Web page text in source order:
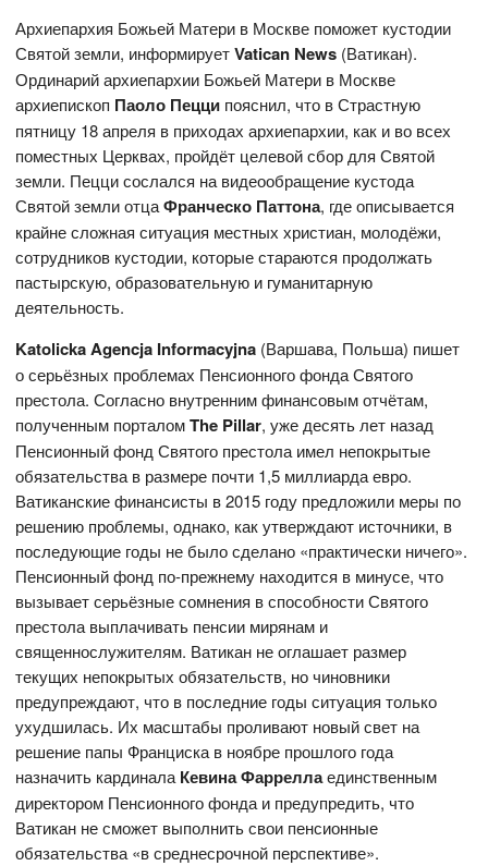
Архиепархия Божьей Матери в Москве поможет кустодии
Святой земли, информируетVatican News (Ватикан).
Ординарий архиепархии Божьей Матери в Москве
архиепископ Паоло Пецци пояснил, что в Страстную
пятницу 18 апреля в приходах архиепархии, как и во всех
поместных Церквах, пройдёт целевой сбор для Святой
земли. Пецци сослался на видеообращение кустода
Святой земли отцаФранческо Паттона, где описывается
крайне сложная ситуация местных христиан, молодёжи,
сотрудников кустодии, которые стараются продолжать
пастырскую, образовательную и гуманитарную
деятельность.
KatolickaAgencja Informacyjna (Варшава, Польша) пишет
о серьёзных проблемах Пенсионного фонда Святого
престола. Согласно внутренним финансовым отчётам,
полученным порталомThe Pillar, уже десять лет назад
Пенсионный фонд Святого престола имел непокрытые
обязательства в размере почти 1,5 миллиарда евро.
Ватиканские финансисты в 2015 году предложили меры по
решению проблемы, однако, как утверждают источники, в
последующие годы не было сделано «практически ничего».
Пенсионный фонд по-прежнему находится в минусе, что
вызывает серьёзные сомнения в способности Святого
престола выплачивать пенсии мирянам и
священнослужителям. Ватикан не оглашает размер
текущих непокрытых обязательств, но чиновники
предупреждают, что в последние годы ситуация только
ухудшилась. Их масштабы проливают новый свет на
решение папы Франциска в ноябре прошлого года
назначить кардиналаКевина Фарреллаединственным
директором Пенсионного фонда и предупредить, что
Ватикан не сможет выполнить свои пенсионные
обязательства «в среднесрочной перспективе».